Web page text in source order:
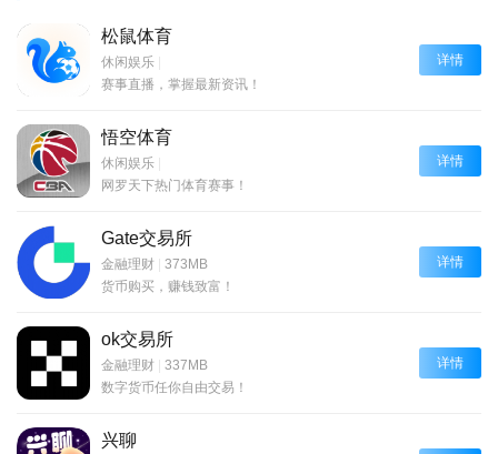
松鼠体育
休闲娱乐 |
赛事直播，掌握最新资讯！
详情
悟空体育
休闲娱乐 |
网罗天下热门体育赛事！
详情
Gate交易所
金融理财 | 373MB
货币购买，赚钱致富！
详情
ok交易所
金融理财 | 337MB
数字货币任你自由交易！
详情
兴聊